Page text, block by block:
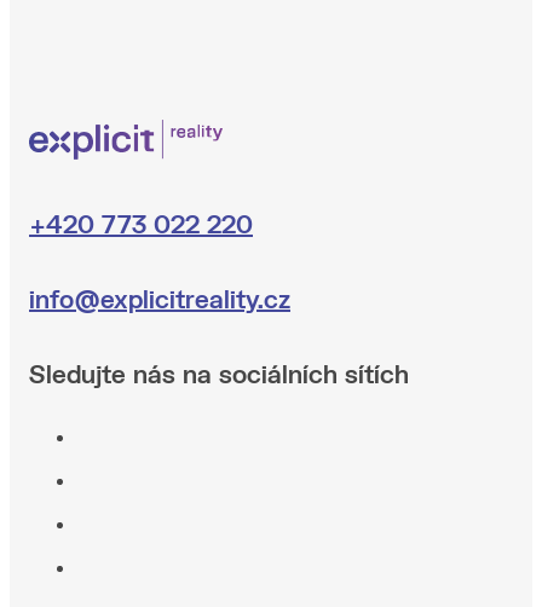
+420 773 022 220
info@explicitreality.cz
Sledujte nás na sociálních sítích